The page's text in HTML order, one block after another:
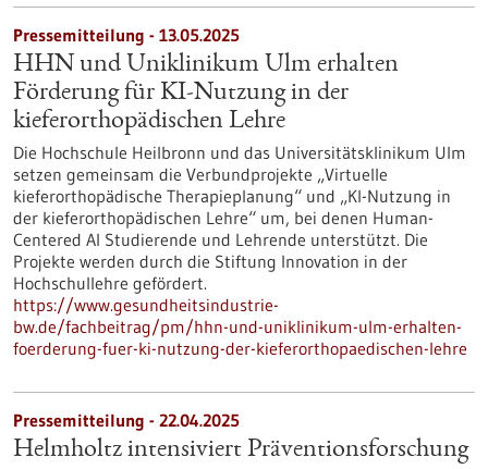
Pressemitteilung - 13.05.2025
HHN und Uniklinikum Ulm erhalten
Förderung für KI-Nutzung in der
kieferorthopädischen Lehre
Die Hochschule Heilbronn und das Universitätsklinikum Ulm
setzen gemeinsam die Verbundprojekte „Virtuelle
kieferorthopädische Therapieplanung“ und „KI-Nutzung in
der kieferorthopädischen Lehre“ um, bei denen Human-
Centered AI Studierende und Lehrende unterstützt. Die
Projekte werden durch die Stiftung Innovation in der
Hochschullehre gefördert.
https://www.gesundheitsindustrie-
bw.de/fachbeitrag/pm/hhn-und-uniklinikum-ulm-erhalten-
foerderung-fuer-ki-nutzung-der-kieferorthopaedischen-lehre
Pressemitteilung - 22.04.2025
Helmholtz intensiviert Präventionsforschung